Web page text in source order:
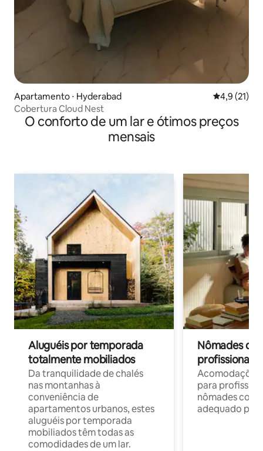
Apartamento ⋅ Hyderabad 4,9 de uma
4,9 (21)
Cobertura Cloud Nest
O conforto de um lar e ótimos preços
mensais
Aluguéis por temporada
totalmente mobiliados
Da tranquilidade de chalés
nas montanhas à
conveniência de
apartamentos urbanos, estes
aluguéis por temporada
mobiliados têm todas as
comodidades de um lar.
Nômades
profissionais
para
nômades com
adequado